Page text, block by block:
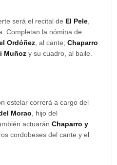
será el recital de El Pele
Completan la nómina de
Ordóñez , al cante; Chaparro
Muñoz y su cuadro, al baile.
estelar correrá a cargo del
Morao , hijo del
actuarán Chaparro y
cordobeses del cante y el